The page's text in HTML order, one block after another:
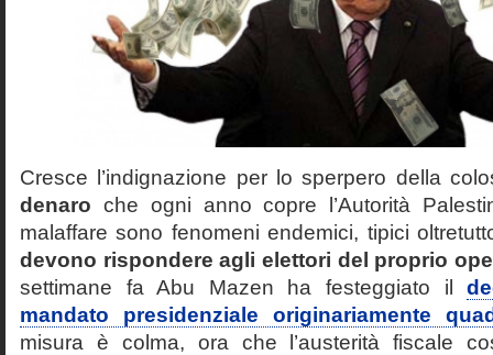
Cresce l’indignazione per lo sperpero della
denaro che ogni anno copre l’Autorità
malaffare sono fenomeni endemici, tipici
devono rispondere agli elettori del proprio
settimane fa Abu Mazen ha festeggiato il
mandato presidenziale originariamente
misura è colma, ora che l’austerità fiscale